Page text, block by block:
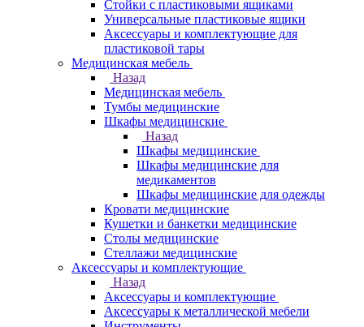
Стойки с пластиковыми ящиками
Универсальные пластиковые ящики
Аксессуары и комплектующие для
пластиковой тары
Медицинская мебель
Назад
Медицинская мебель
Тумбы медицинские
Шкафы медицинские
Назад
Шкафы медицинские
Шкафы медицинские для
медикаментов
Шкафы медицинские для одежды
Кровати медицинские
Кушетки и банкетки медицинские
Столы медицинские
Стеллажи медицинские
Аксессуары и комплектующие
Назад
Аксессуары и комплектующие
Аксессуары к металлической мебели